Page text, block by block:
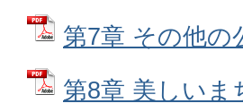
第7章 その他の
第8章 美しいま